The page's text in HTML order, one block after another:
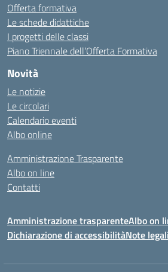
Offerta formativa
Le schede didattiche
I progetti delle classi
Piano Triennale dell’Offerta Formativa
Novità
Le notizie
Le circolari
Calendario eventi
Albo online
Amministrazione Trasparente
Albo on line
Contatti
Amministrazione trasparenteAlbo on
Dichiarazione di accessibilitàNote legali